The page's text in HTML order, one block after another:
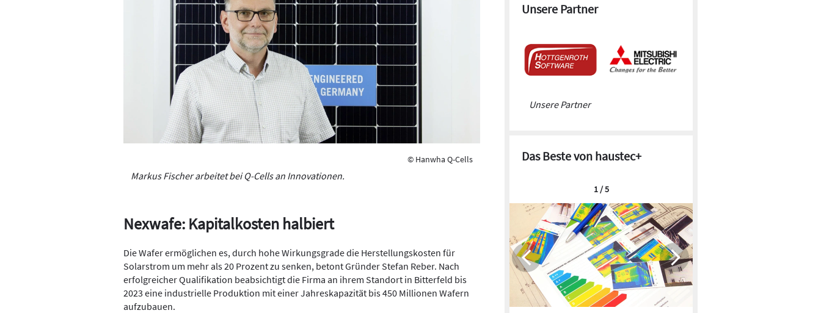
© Hanwha Q-Cells
Markus Fischer arbeitet bei Q-Cells an Innovationen.
Nexwafe: Kapitalkosten halbiert
Die Wafer ermöglichen es, durch hohe Wirkungsgrade die Herstellungskosten für
Solarstrom um mehr als 20 Prozent zu senken, betont Gründer Stefan Reber. Nach
erfolgreicher Qualifikation beabsichtigt die Firma an ihrem Standort in Bitterfeld bis
2023 eine industrielle Produktion mit einer Jahreskapazität bis 450 Millionen Wafern
aufzubauen.
Unsere Partner
Unsere Partner
Das Beste von haustec+
1 / 5